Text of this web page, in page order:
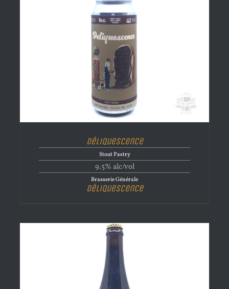
Déliquescence
Stout Pastry
9.5% alc/vol
Brasserie Générale
Déliquescence